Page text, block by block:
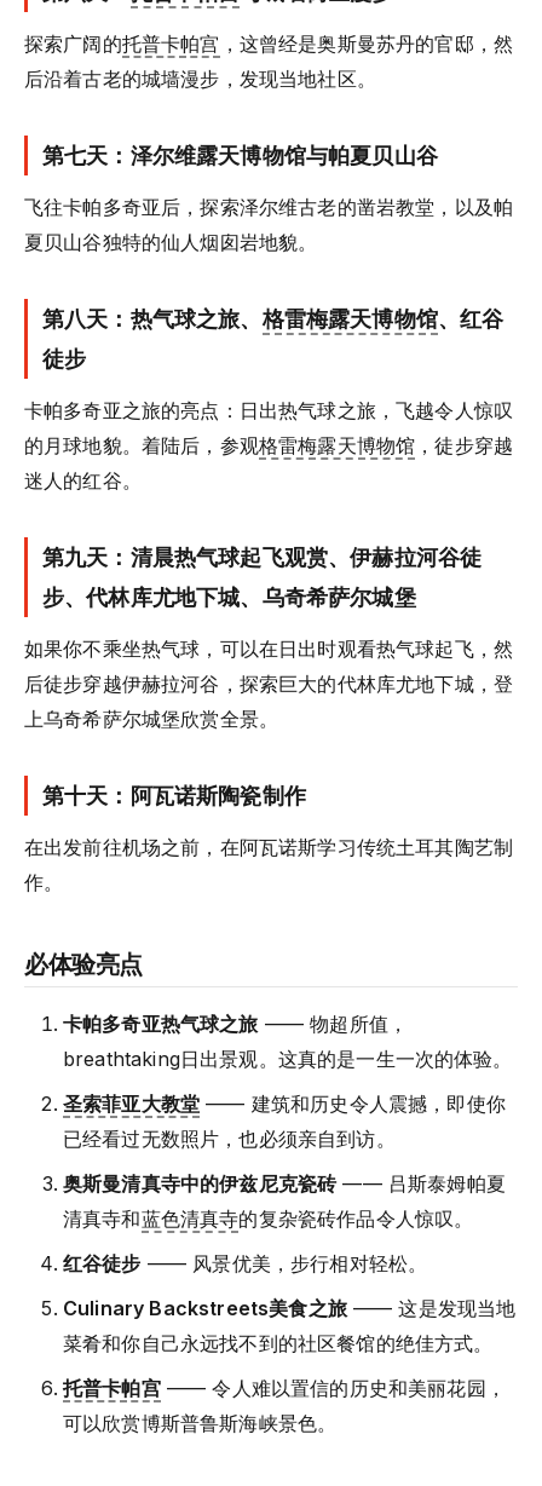
探索广阔的托普卡帕宫 ，这曾经是奥斯曼苏丹的官邸，然
后沿着古老的城墙漫步，发现当地社区。
第七天：泽尔维露天博物馆与帕夏贝山谷
飞往卡帕多奇亚后，探索泽尔维古老的凿岩教堂，以及帕
夏贝山谷独特的仙人烟囱岩地貌。
第八天：热气球之旅、格雷梅露天博物馆、红谷
徒步
卡帕多奇亚之旅的亮点：日出热气球之旅，飞越令人惊叹
的月球地貌。着陆后，参观格雷梅露天博物馆 ，徒步穿越
迷人的红谷。
第九天：清晨热气球起飞观赏、伊赫拉河谷徒
步、代林库尤地下城、乌奇希萨尔城堡
如果你不乘坐热气球，可以在日出时观看热气球起飞，然
后徒步穿越伊赫拉河谷，探索巨大的代林库尤地下城，登
上乌奇希萨尔城堡欣赏全景。
第十天：阿瓦诺斯陶瓷制作
在出发前往机场之前，在阿瓦诺斯学习传统土耳其陶艺制
作。
必体验亮点
卡帕多奇亚热气球之旅 —— 物超所值，
breathtaking日出景观。这真的是一生一次的体验。
圣索菲亚大教堂 —— 建筑和历史令人震撼，即使你
已经看过无数照片，也必须亲自到访。
奥斯曼清真寺中的伊兹尼克瓷砖—— 吕斯泰姆帕夏
清真寺和蓝色清真寺的复杂瓷砖作品令人惊叹。
红谷徒步 —— 风景优美，步行相对轻松。
Culinary Backstreets美食之旅—— 这是发现当地
菜肴和你自己永远找不到的社区餐馆的绝佳方式。
托普卡帕宫—— 令人难以置信的历史和美丽花园，
可以欣赏博斯普鲁斯海峡景色。